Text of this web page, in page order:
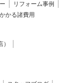
リフォーム事例
かる諸費用